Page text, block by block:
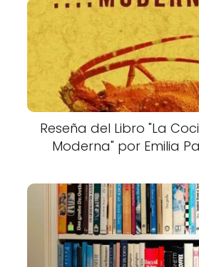
Reseña del Libro "La
Moderna" por Emilia